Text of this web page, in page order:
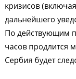
кризисов
дальнейшего
По действующим
часов продлится
Сербия будет